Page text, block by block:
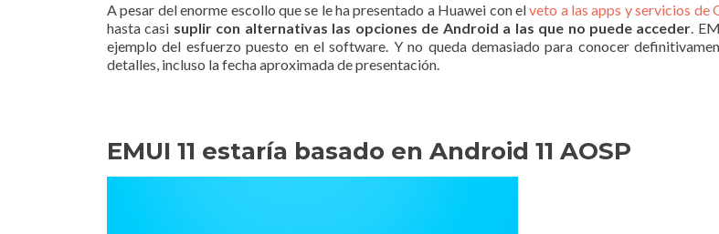
A pesar del enorme escollo que se le ha presentado a Huawei con elveto a las apps y servicios de
hasta casi suplir con alternativas las opciones de Android a las que no puede acceder.
ejemplo del esfuerzo puesto en el software. Y no queda demasiado para conocer
detalles, incluso la fecha aproximada de presentación.
EMUI 11 estaría basado en Android 11 AOSP